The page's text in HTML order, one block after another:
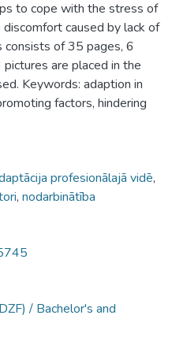
to cope with the stress of
caused by lack of
consists of 35 pages, 6
are placed in the
Keywords: adaption in
factors, hindering
profesionālajā vidē,
, nodarbinātība
/ Bachelor's and